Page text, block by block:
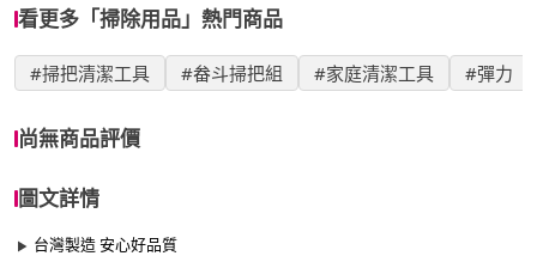
看更多「掃除用品」熱門商品
#掃把清潔工具 #畚斗掃把組 #家庭清潔工具 #彈力
尚無商品評價
圖文詳情
台灣製造 安心好品質